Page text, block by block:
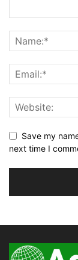
Save my
next time I